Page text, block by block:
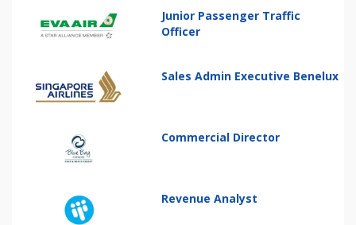
Junior Passenger Traffic
Officer
Sales Admin Executive Benelux
Commercial Director
Revenue Analyst